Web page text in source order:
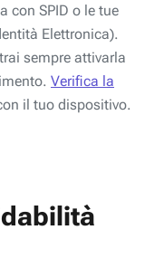
con SPID o le tue
Elettronica).
sempre attivarla
Verifica la
il tuo dispositivo.